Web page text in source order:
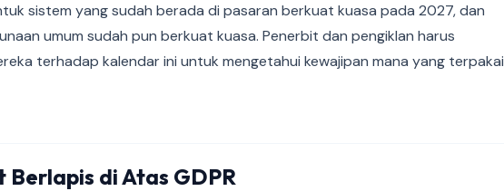
sistem yang sudah berada di pasaran berkuat kuasa pada 2027, dan
umum sudah pun berkuat kuasa. Penerbit dan pengiklan harus
terhadap kalendar ini untuk mengetahui kewajipan mana yang terpakai
Berlapis di Atas GDPR